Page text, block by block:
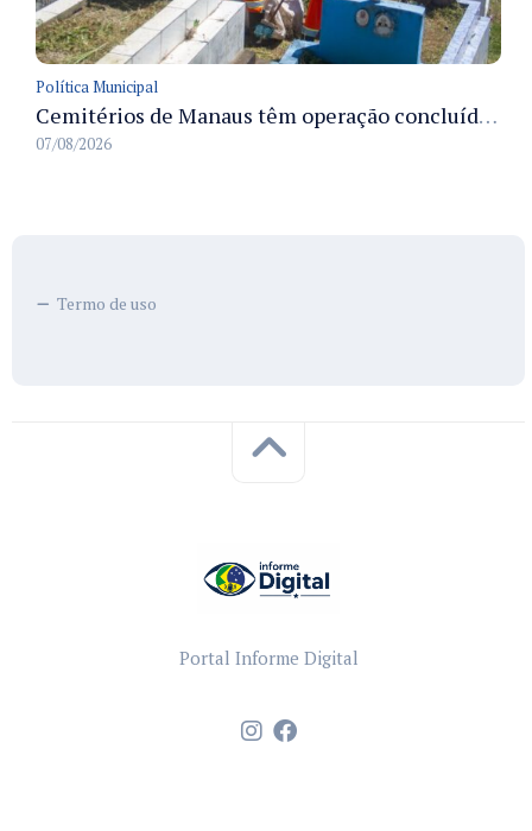
Política Municipal
Cemitérios de Manaus têm operação concluída e estrutura pronta para receber famílias no Dia dos Pais
07/08/2026
Termo de uso
Portal Informe Digital